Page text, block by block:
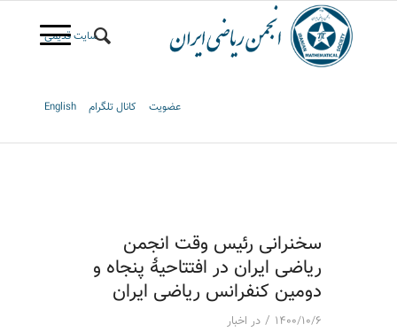
سایت قدیمی
عضویت کانال تلگرام English
سخنرانی رئیس وقت انجمن
ریاضی ایران در افتتاحیۀ پنجاه و
دومین کنفرانس ریاضی ایران
۱۴۰۰/۱۰/۶ / در اخبار